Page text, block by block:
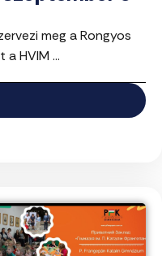
meg a Rongyos
HVIM ...